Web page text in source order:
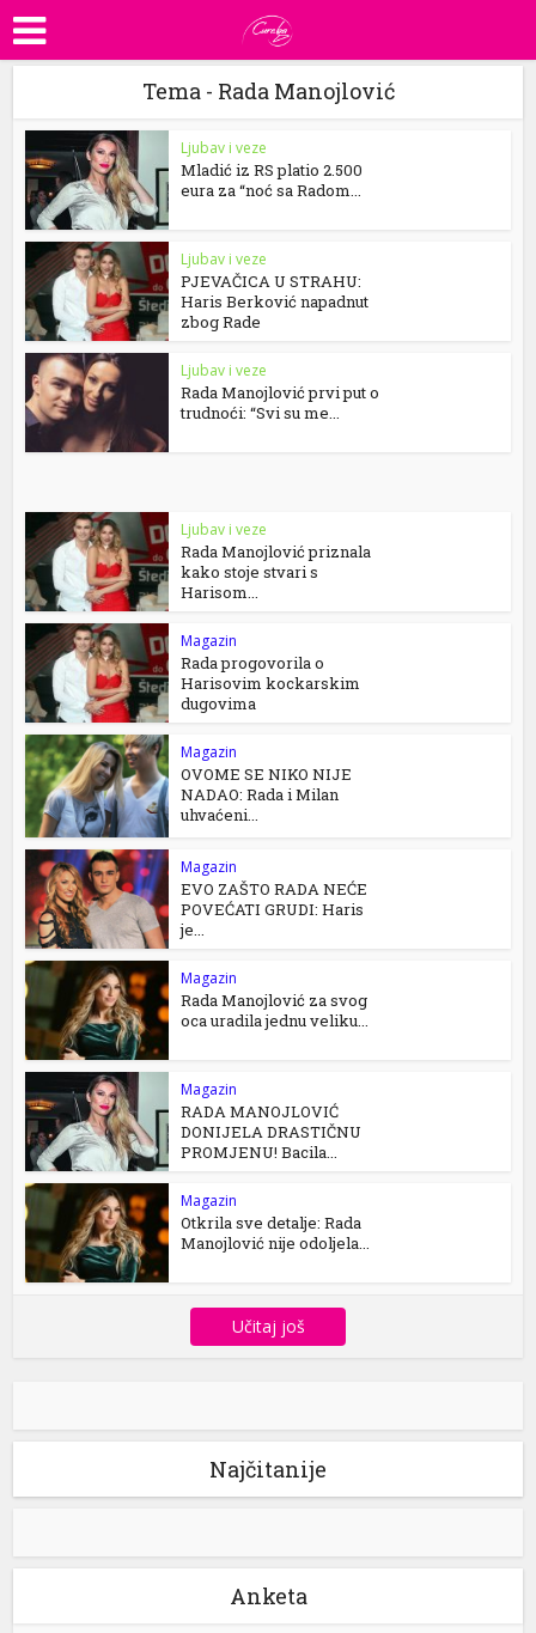
Tema - Rada Manojlović
Ljubav i veze
Mladić iz RS platio 2.500
eura za “noć sa Radom...
Ljubav i veze
PJEVAČICA U STRAHU:
Haris Berković napadnut
zbog Rade
Ljubav i veze
Rada Manojlović prvi put o
trudnoći: “Svi su me...
Ljubav i veze
Rada Manojlović priznala
kako stoje stvari s
Harisom...
Magazin
Rada progovorila o
Harisovim kockarskim
dugovima
Magazin
OVOME SE NIKO NIJE
NADAO: Rada i Milan
uhvaćeni...
Magazin
EVO ZAŠTO RADA NEĆE
POVEĆATI GRUDI: Haris
je...
Magazin
Rada Manojlović za svog
oca uradila jednu veliku...
Magazin
RADA MANOJLOVIĆ
DONIJELA DRASTIČNU
PROMJENU! Bacila...
Magazin
Otkrila sve detalje: Rada
Manojlović nije odoljela...
Učitaj još
Najčitanije
Anketa